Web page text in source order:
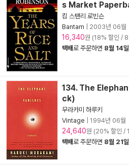
s Market
킴 스탠리 로빈슨
Bantam
2003년 06월
16,340원 (18% 할인 /
택배로 주문하면 8월 14
134. The
ck)
무라카미 하루키
Vintage
1994년 06월
24,640원 (20% 할인 /
택배로 주문하면 8월 21